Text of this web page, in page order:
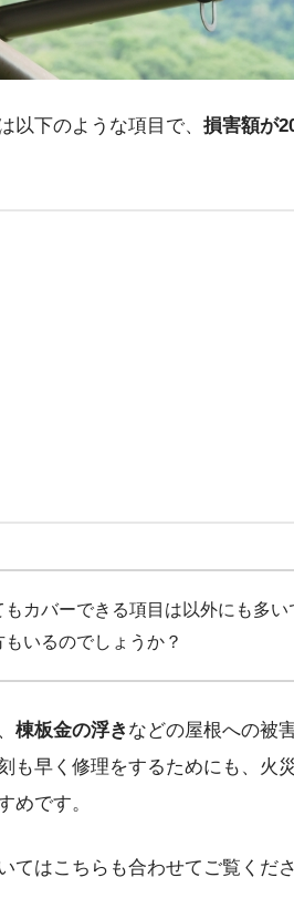
以下のような項目で、 損害額が
カバーできる項目は以外にも多
いるのでしょうか？
、 棟板金の浮き などの屋根への被
も早く修理をするためにも、火
めです。
てはこちらも合わせてご覧くださ